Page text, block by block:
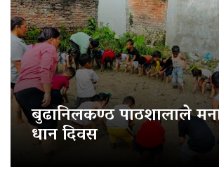
बुढानिलकण्ठ पाठशालाले
धान दिवस